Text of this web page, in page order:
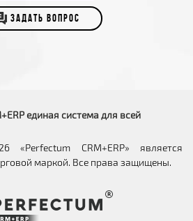
ЗАДАТЬ ВОПРОС
единая система для всей
«Perfectum CRM+ERP» является
маркой. Все права защищены.